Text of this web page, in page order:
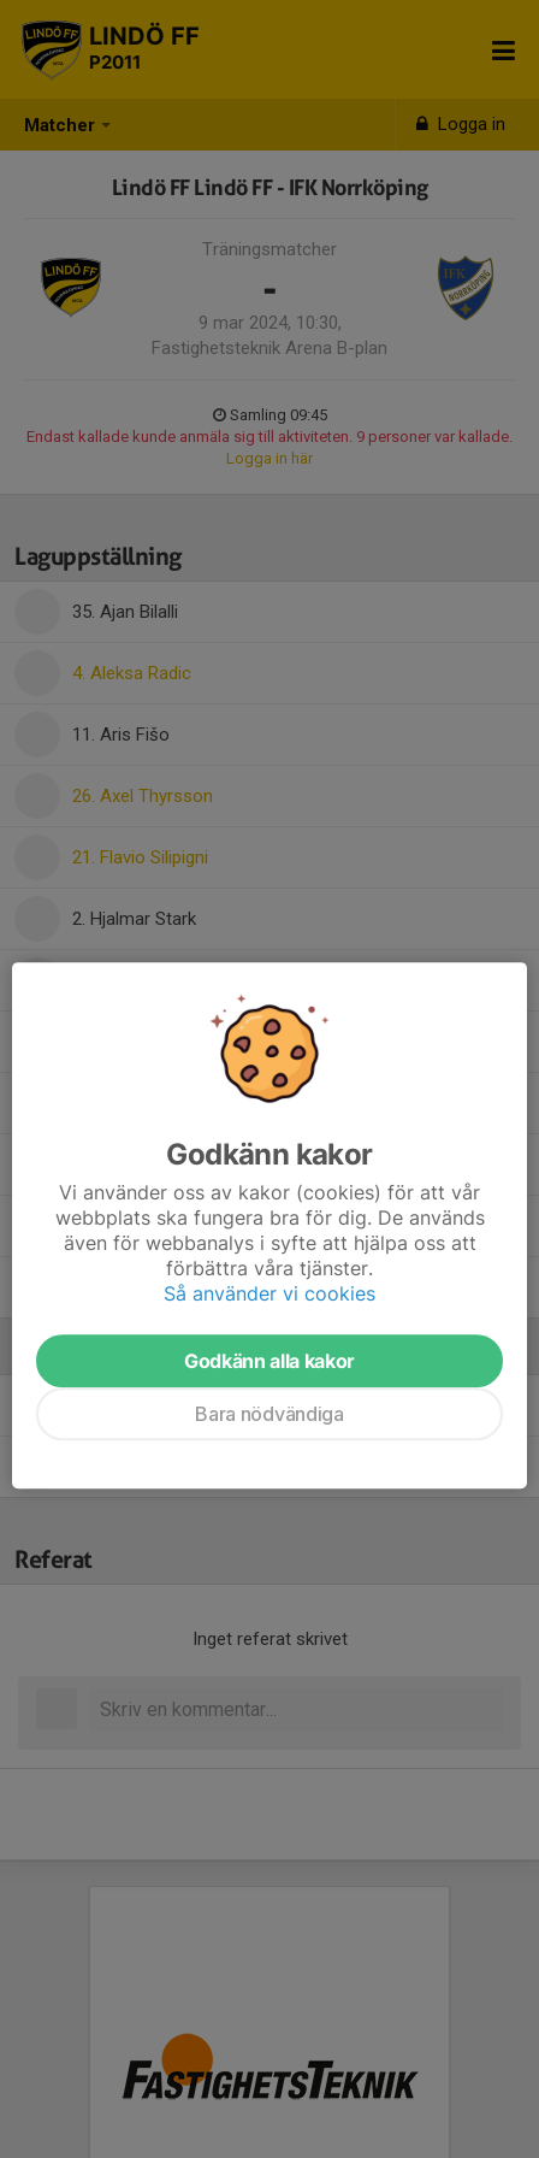
Matcher Logga in
LINDÖ FF
P2011
Lindö FF Lindö FF - IFK Norrköping
Träningsmatcher
-
9 mar 2024, 10:30,
Fastighetsteknik Arena B-plan
Samling 09:45
Endast kallade kunde anmäla sig till aktiviteten. 9 personer var kallade.
Logga in här
Laguppställning
35. Ajan Bilalli
4. Aleksa Radic
11. Aris Fišo
26. Axel Thyrsson
21. Flavio Silipigni
2. Hjalmar Stark
15. Noel Henning
24. Viggo Svanberg
12. William Elmengren
Ledare
Fredrik HenningLedare
Referat
Inget referat skrivet
Godkänn kakor
Vi använder oss av kakor (cookies) för att vår
webbplats ska fungera bra för dig. De används
även för webbanalys i syfte att hjälpa oss att
förbättra våra tjänster.
Så använder vi cookies
Godkänn alla kakor
Bara nödvändiga